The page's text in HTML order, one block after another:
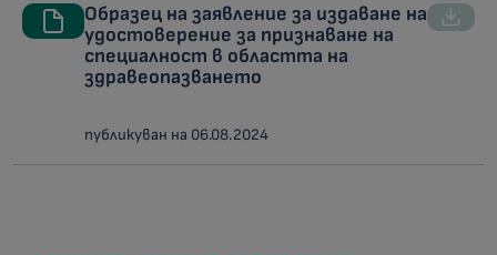
Образец на заявление за издаване на
удостоверение за признаване на
специалност в областта на
здравеопазването
публикуван на 06.08.2024